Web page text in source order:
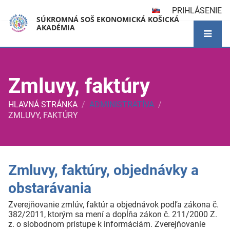
PRIHLÁSENIE
SÚKROMNÁ SOŠ EKONOMICKÁ KOŠICKÁ
AKADÉMIA
Zmluvy, faktúry
HLAVNÁ STRÁNKA / ADMINISTRATÍVA /
ZMLUVY, FAKTÚRY
Zmluvy,
faktúry
Zmluvy, faktúry, objednávky a
obstarávania
Zverejňovanie zmlúv, faktúr a objednávok podľa zákona č.
382/2011, ktorým sa mení a dopĺňa zákon č. 211/2000 Z.
z. o slobodnom prístupe k informáciám. Zverejňovanie